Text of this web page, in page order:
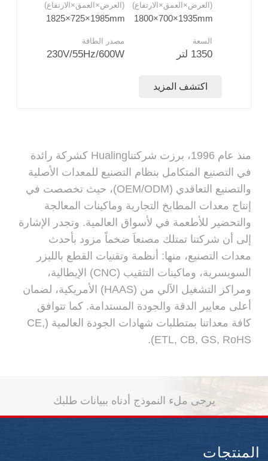
(العرض×العمق×الارتفاع)
1800×700×1935mm
(العرض×العمق×الارتفاع)
1825×725×1985mm
السعة
1350 لتر
مصدر الطاقة
230V/55Hz/600W
اكتشف المزيد
منذ عام 1996، برزت شركتناHualing كشركة رائدة
في التصنيع المتكامل بنظام التصنيع للمعدات الأصلية
والتصنيع التعاقدي (OEM/ODM)، حيث تخصصت في
إنتاج معدات المطابخ التجارية وماكينات المعالجة
والتحضير للأطعمة في لأسواق العالمية. وتجدر الإشارة
إلى أن شركتنا تمتلك مصنعاَ ضخماً مزود بأحدث
معدات التصنيع، منها: أنظمة وتقنيات القطع بالليزر
السويسرية، وماكينات التثقيب (CNC) الإيطالية،
ومراكز التشغيل الآلي من (HAAS) الأمريكية، لضمان
أعلى معايير الدقة والجودة المستدامة. كما تتوافق
كافة معداتنا بمتطلبات شهادات الجودة العالمية (CE,
ETL, CB, GS, RoHS).
يرجى ملء النموذج أدناه ببيانات طلبك
المنتجات